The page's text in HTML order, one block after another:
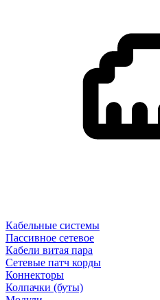
Кабельные системы
Пассивное сетевое
Кабели витая пара
Сетевые патч корды
Коннекторы
Колпачки (буты)